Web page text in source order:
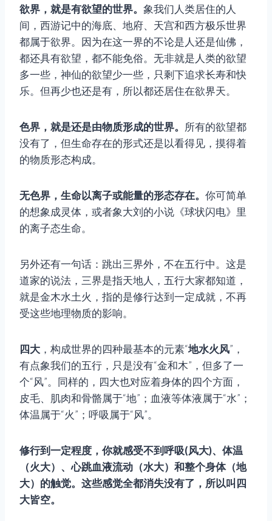
欲界，就是有欲望的世界。 象我们人类居住的人
间，西游记中的海底、地府、天宫和西方极乐世界
都属于欲界。因为在这一界的不论是人还是仙佛，
都还具有欲望，都不能免俗。无非就是人类的欲望
多一些，神仙的欲望少一些，只剩下追求长寿和快
乐。但再少也还是有，所以都还居住在欲界天。
色界，就是还是由物质形成的世界。 所有的欲望都
没有了，但生命存在的形式还是以看得见，摸得着
的物质形态构成。
无色界，生命以离子或能量的形态存在。 你可简单
的想象成灵体，或者象大刘的小说《球状闪电》里
的离子态生命。
另外还有一句话：跳出三界外，不在五行中。这是
道家的说法，三界是指天地人，五行大家都知道，
就是金木水土火，指的是修行达到一定成就，不再
受这些地理物质的影响。
四大 ，构成世界的四种最基本的元素“地水火风”，
有点象我们的五行，只是没有“金和木”，但多了一
个“风”。同样的，四大也对应着身体的四个方面，
皮毛、肌肉和骨骼属于“地”；血液等体液属于“水”；
体温属于“火”；呼吸属于“风”。
修行到一定程度，你就感受不到呼吸(风大)、体温
（火大）、心跳血液流动（水大）和整个身体（地
大）的触觉。这些感觉全都消失没有了，所以叫四
大皆空。